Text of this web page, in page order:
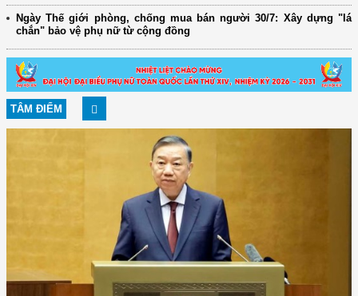
Ngày Thế giới phòng, chống mua bán người 30/7: Xây dựng "lá
chắn" bảo vệ phụ nữ từ cộng đồng
TÂM ĐIỂM